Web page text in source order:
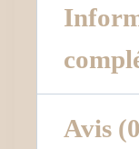
Avis